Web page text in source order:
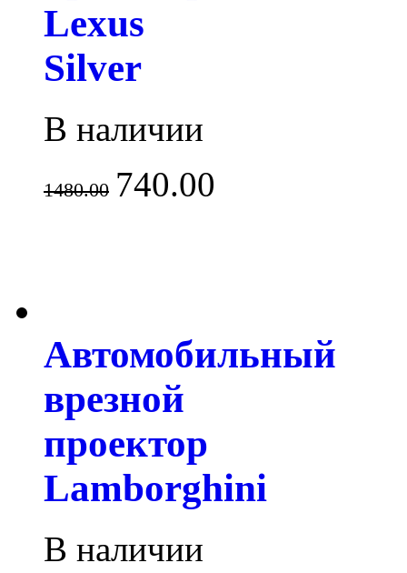
Lexus
Silver
В наличии
1480.00 740.00
Автомобильный
врезной
проектор
Lamborghini
В наличии